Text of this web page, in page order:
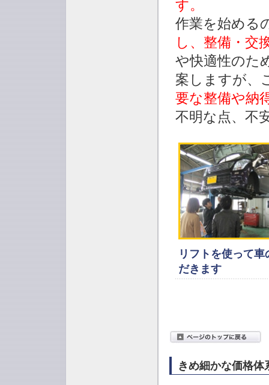
す。
作業を始める
し、整備・交
や快適性のた
案しますが、
要な整備や納
不明な点、不
リフトを使って
だきます
きめ細かな価格体